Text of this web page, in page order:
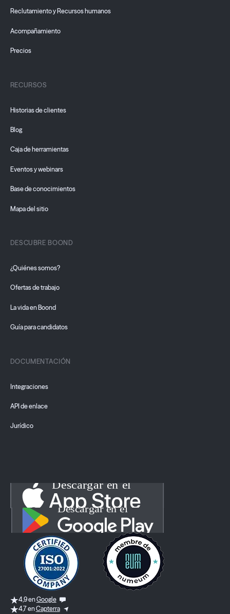
Reclutamiento y Recursos humanos
Acompañamiento
Precios
RECURSOS
Historias de clientes
Blog
Caja de herramientas
Eventos y webinars
Base de conocimientos
Mapa del sitio
DESCUBRE BOOND
¿Quiénes somos?
Ofertas de trabajo
La vida en Boond
Guía para candidatos
DOCUMENTACIÓN
Integraciones
API de enlace
Jurídico
4,9 enGoogle
4,7 enCapterra